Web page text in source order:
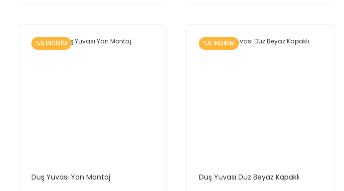
%5 İNDİRİM
Duş Yuvası Yan Montaj
%5 İNDİRİM
Duş Yuvası Düz Beyaz Kapaklı